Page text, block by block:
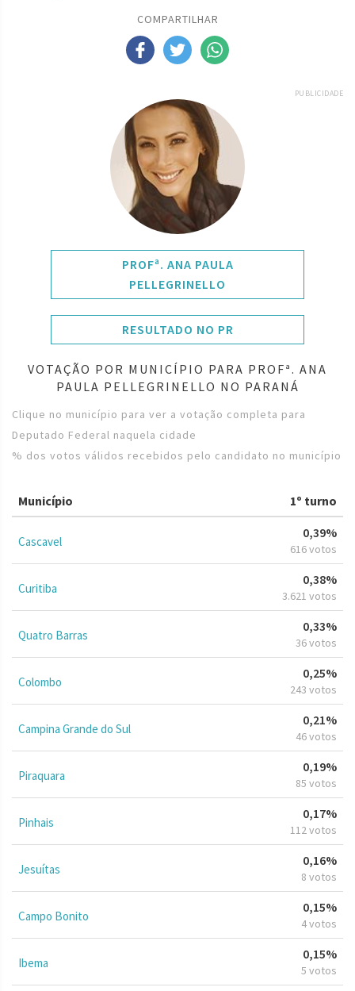
COMPARTILHAR
PUBLICIDADE
PROFª. ANA PAULA
PELLEGRINELLO
RESULTADO NO PR
VOTAÇÃO POR MUNICÍPIO PARA PROFª. ANA
PAULA PELLEGRINELLO NO PARANÁ
Clique no município para ver a votação completa para
Deputado Federal naquela cidade
% dos votos válidos recebidos pelo candidato no município
Município 1º turno
Cascavel
0,39%
616 votos
Curitiba
0,38%
3.621 votos
Quatro Barras
0,33%
36 votos
Colombo
0,25%
243 votos
Campina Grande do Sul
0,21%
46 votos
Piraquara
0,19%
85 votos
Pinhais
0,17%
112 votos
Jesuítas
0,16%
8 votos
Campo Bonito
0,15%
4 votos
Ibema
0,15%
5 votos